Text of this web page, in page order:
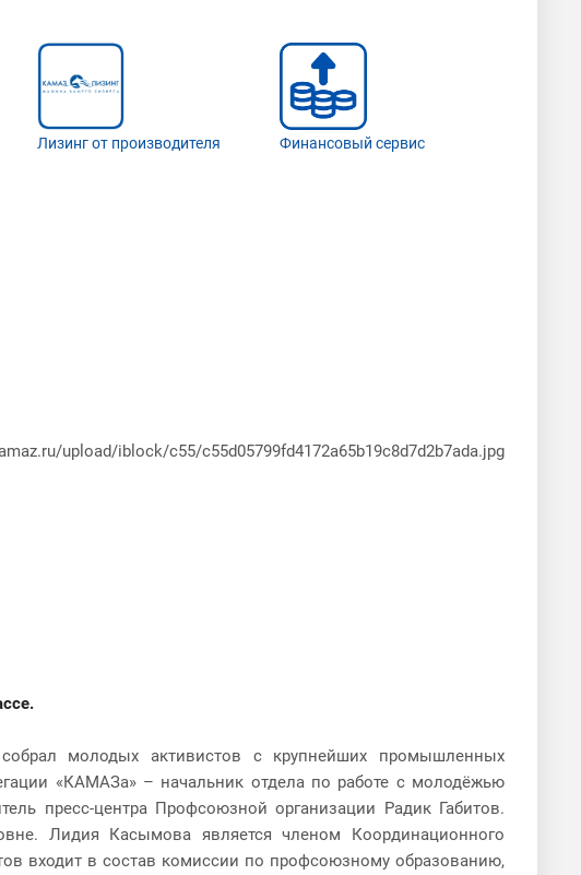
Лизинг от производителя Финансовый сервис
молодых активистов с крупнейших промышленных
«КАМАЗа» – начальник отдела по работе с молодёжью
пресс-центра Профсоюзной организации Радик Габитов.
Лидия Касымова является членом Координационного
входит в состав комиссии по профсоюзному образованию,